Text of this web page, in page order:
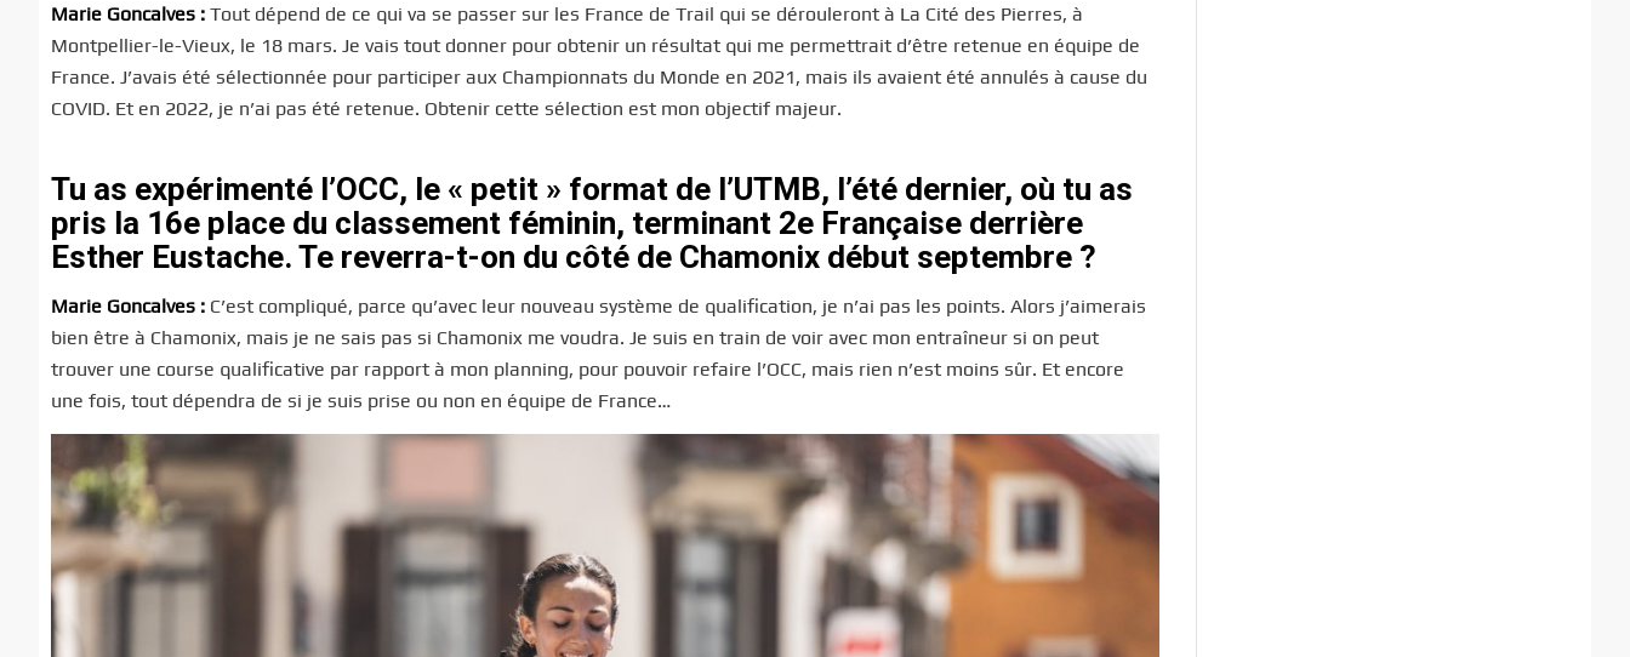
Marie Goncalves : Tout dépend de ce qui va se passer sur les France de Trail qui se dérouleront à La Cité des Pierres, à
Montpellier-le-Vieux, le 18 mars. Je vais tout donner pour obtenir un résultat qui me permettrait d’être retenue en équipe de
France. J’avais été sélectionnée pour participer aux Championnats du Monde en 2021, mais ils avaient été annulés à cause du
COVID. Et en 2022, je n’ai pas été retenue. Obtenir cette sélection est mon objectif majeur.
Tu as expérimenté l’OCC, le « petit » format de l’UTMB, l’été dernier, où tu as
pris la 16e place du classement féminin, terminant 2e Française derrière
Esther Eustache. Te reverra-t-on du côté de Chamonix début septembre ?
Marie Goncalves : C’est compliqué, parce qu’avec leur nouveau système de qualification, je n’ai pas les points. Alors j’aimerais
bien être à Chamonix, mais je ne sais pas si Chamonix me voudra. Je suis en train de voir avec mon entraîneur si on peut
trouver une course qualificative par rapport à mon planning, pour pouvoir refaire l’OCC, mais rien n’est moins sûr. Et encore
une fois, tout dépendra de si je suis prise ou non en équipe de France…